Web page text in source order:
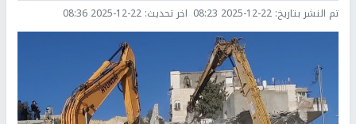
تم النشر بتاريخ: 2025-12-22 08:23 اخر تحديث: 2025-12-22 08:36